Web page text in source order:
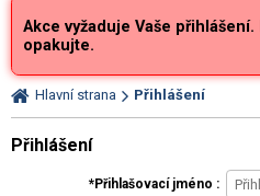
Akce vyžaduje Vaše
opakujte.
Hlavní strana Přihlášení
Přihlášení
Přihlašovací jméno